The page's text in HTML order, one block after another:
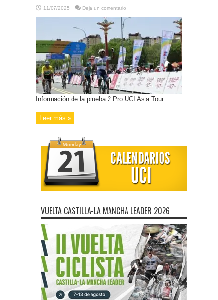
11/07/2025 Deja un comentario
Información de la prueba 2.Pro UCI Asia Tour
Leer más »
VUELTA CASTILLA-LA MANCHA LEADER 2026